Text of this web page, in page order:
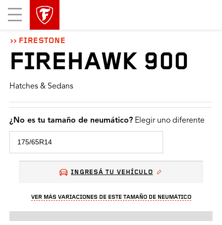
Mobile
Menu
FIRESTONE
FIREHAWK 900
Hatches & Sedans
¿No es tu tamaño de neumático?Elegir uno diferente
INGRESÁ TU VEHÍCULO
VER MÁS VARIACIONES DE ESTE TAMAÑO DE NEUMÁTICO